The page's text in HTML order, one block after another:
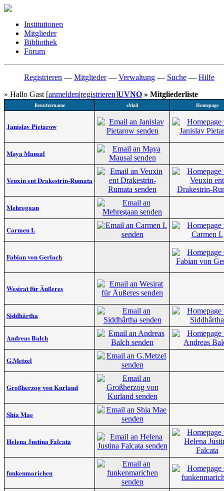
Institutionen
Mitglieder
Bibliothek
Forum
Registrieren — Mitglieder— Verwaltung — Suche — Hilfe
» Hallo Gast [anmelden|registrieren]UVNO » Mitgliederliste
Benutzername eMail Homepage
Janislav Pietarow
Maya Mausal
Veuxin ent Drakestrin-Rumata
Mehregaan
Carmen I.
Fabian von Gerlach
Wesirat für Äußeres
Siddhârtha
Andreas Balch
G.Metzel
Großherzog von Kurland
Shia Mae
Helena Justina Falcata
funkenmarichen